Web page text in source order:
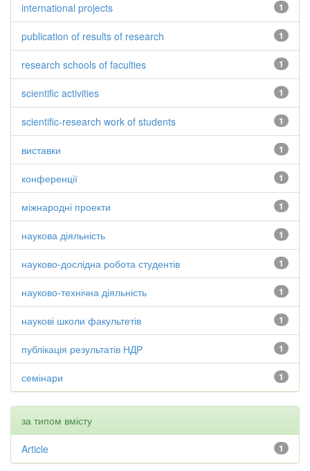
1
international projects
1
publication of results of research
1
research schools of faculties
1
scientific activities
1
scientific-research work of students
1
виставки
1
конференції
1
міжнародні проекти
1
наукова діяльність
1
науково-дослідна робота студентів
1
науково-технічна діяльність
1
наукові школи факультетів
1
публікація результатів НДР
1
семінари
за типом вмісту
1
Article